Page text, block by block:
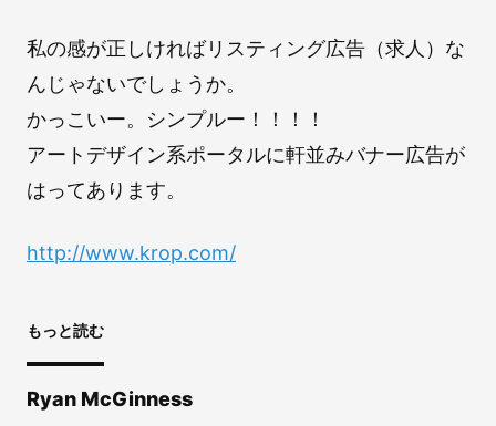
私の感が正しければリスティング広告（求人）な
んじゃないでしょうか。
かっこいー。シンプルー！！！！
アートデザイン系ポータルに軒並みバナー広告が
はってあります。
http://www.krop.com/
もっと読む
Ryan McGinness